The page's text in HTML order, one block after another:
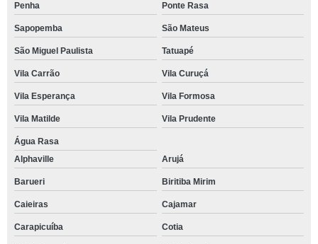
Penha Ponte Rasa
Sapopemba São Mateus
São Miguel Paulista Tatuapé
Vila Carrão Vila Curuçá
Vila Esperança Vila Formosa
Vila Matilde Vila Prudente
Água Rasa
Alphaville
Arujá
Barueri Biritiba Mirim
Caieiras Cajamar
Carapicuíba Cotia